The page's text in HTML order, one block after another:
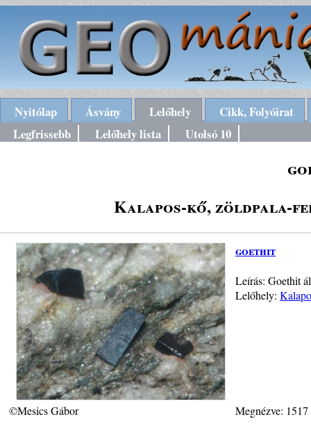
Nyitólap Ásvány Lelőhely
Cikk, Folyóirat
Legfrissebb
Lelőhely lista Utolsó 10
Kalapos-kő, zöldpala-
goethit
Leírás: Goethit
Lelőhely:
©Mesics Gábor Megnézve: